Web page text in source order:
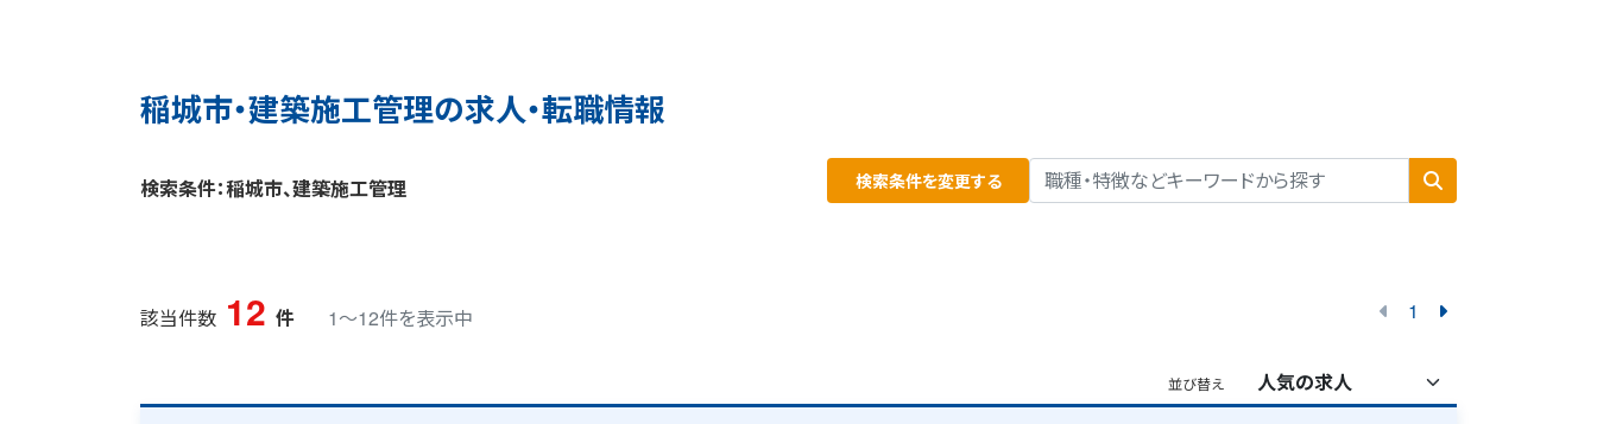
稲城市・建築施工管理の求人・転職情報
検索条件：稲城市、建築施工管理 検索条件を変更する
該当件数 12 件 1〜12件を表示中 1
並び替え